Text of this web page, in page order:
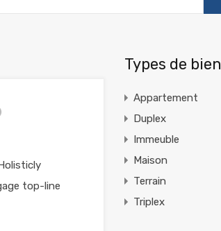
top-line
Types de bien
Appartement
Duplex
Immeuble
Maison
Terrain
Triplex